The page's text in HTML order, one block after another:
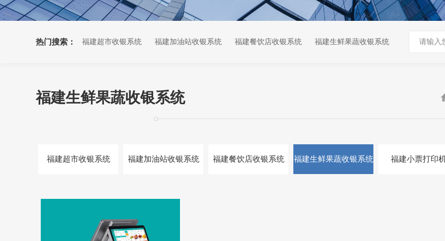
热门搜索： 福建超市收银系统 福建加油站收银系统 福建餐饮店收银系统 福建生鲜果蔬收银系统
福建生鲜果蔬收银系统
福建超市收银系统 福建加油站收银系统 福建餐饮店收银系统 福建生鲜果蔬收银系统 福建小票打印